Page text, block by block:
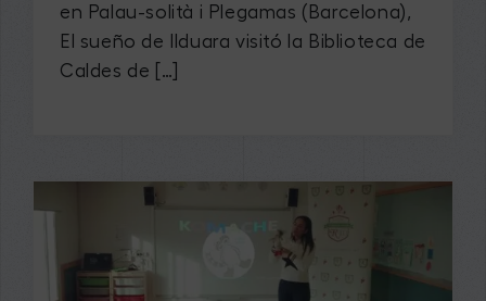
en Palau-solità i Plegamas (Barcelona),
El sueño de Ilduara visitó la Biblioteca de
Caldes de […]